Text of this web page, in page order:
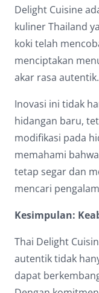
Delight Cuisine
kuliner Thailand
koki telah
menciptakan
akar rasa autentik.
Inovasi ini tidak
hidangan baru,
modifikasi pada
memahami
tetap segar dan
mencari
Kesimpulan:
Thai Delight
autentik tidak
dapat